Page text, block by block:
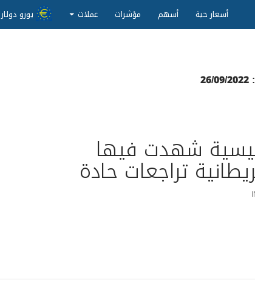
انتقل إلى المحتوى
أسعار حية أسهم مؤشرات عملات يورو دولار
شهدت فيها
تراجعات حادة
شهدت فيها العملة البريطانية تراجعات حادة